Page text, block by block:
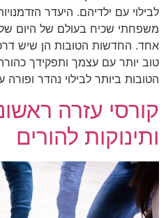
לבילוי עם ילדיהם. היעדר
משפחתי שכיח בעולם של היום של
אחד. החדשות הטובות הן שיש
טוב יותר עם עצמך ותפקידך
הטובות ביותר לבילוי נהדר
קורסי עזרה
ותינוקות להורים